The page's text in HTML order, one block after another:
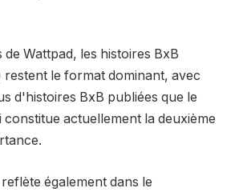
de Wattpad, les histoires BxB
le format dominant, avec
d'histoires BxB publiées que le
constitue actuellement la deuxième
également dans le